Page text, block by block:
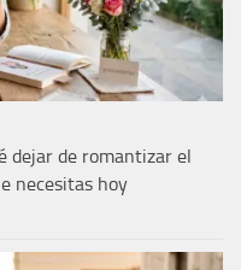
dejar de romantizar el
necesitas hoy